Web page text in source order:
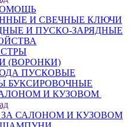
И СВЕЧНЫЕ КЛЮЧИ
И ПУСКО-ЗАРЯДНЫЕ
(ВОРОНКИ)
ПУСКОВЫЕ
БУКСИРОВОЧНЫЕ
И КУЗОВОМ
ЗА САЛОНОМ И КУЗОВОМ